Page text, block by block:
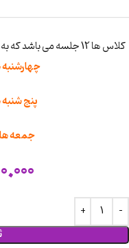
کلاس ها 12 جلسه می باشد که به صورت ماهانه و در روز های زیر تشکیل می شود:
چهارشنبه ها
پنج شنبه ها
جمعه ها ساعت